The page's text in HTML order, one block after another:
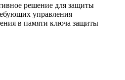
решение для защиты
управления
в памяти ключа защиты